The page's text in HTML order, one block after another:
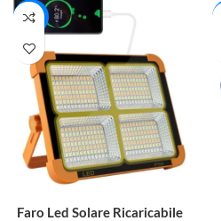
-44%
Faro Led Solare Ricaricabile